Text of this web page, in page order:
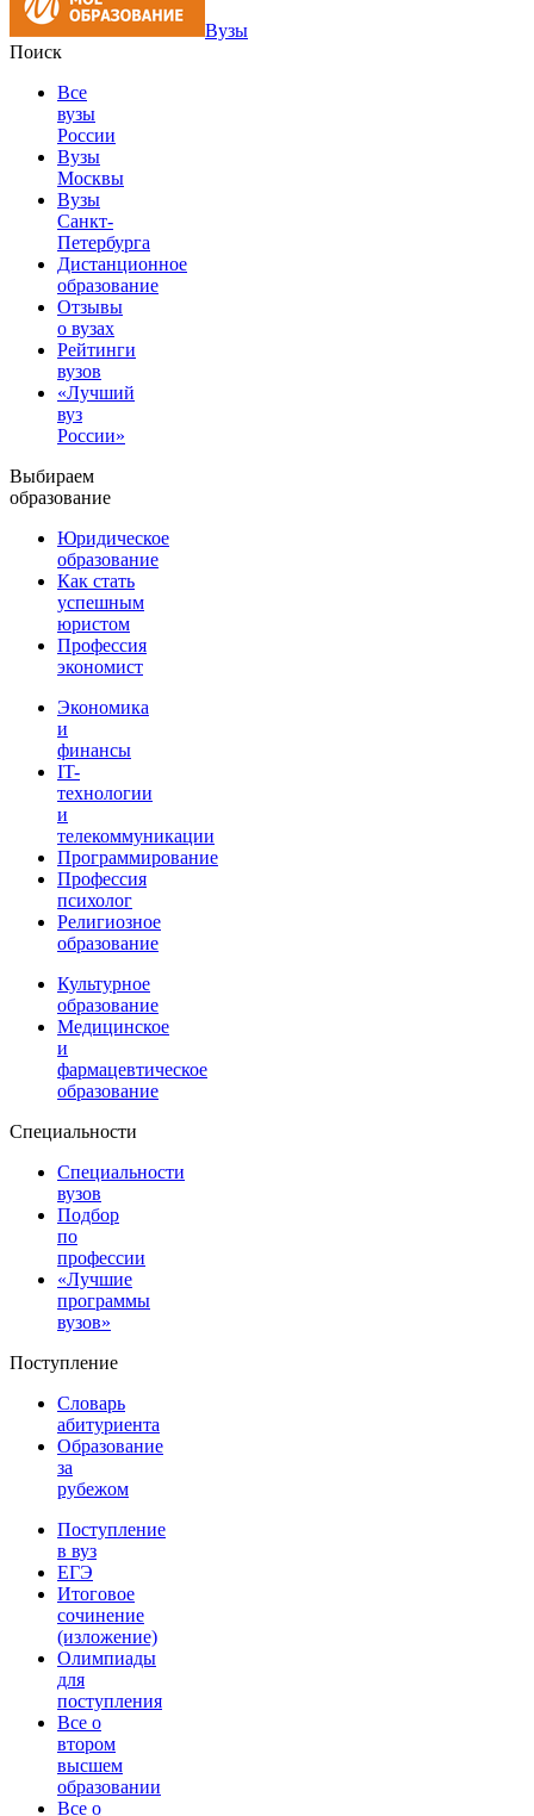
Вузы
Поиск
Все
вузы
России
Вузы
Москвы
Вузы
Санкт-
Петербурга
Дистанционное
образование
Отзывы
о вузах
Рейтинги
вузов
«Лучший
вуз
России»
Выбираем
образование
Юридическое
образование
Как стать
успешным
юристом
Профессия
экономист
Экономика
и
финансы
IT-
технологии
и
телекоммуникации
Программирование
Профессия
психолог
Религиозное
образование
Культурное
образование
Медицинское
и
фармацевтическое
образование
Специальности
Специальности
вузов
Подбор
по
профессии
«Лучшие
программы
вузов»
Поступление
Словарь
абитуриента
Образование
за
рубежом
Поступление
в вуз
ЕГЭ
Итоговое
сочинение
(изложение)
Олимпиады
для
поступления
Все о
втором
высшем
образовании
Все о